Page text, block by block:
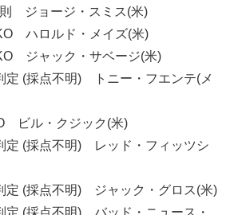
ジョージ・スミス(米)
ハロルド・メイズ(米)
ジャック・サベージ(米)
(採点不明) トニー・フエンテ(メ
ビル・クジック(米)
(採点不明) レッド・フィッツシ
(採点不明) ジャック・グロス(米)